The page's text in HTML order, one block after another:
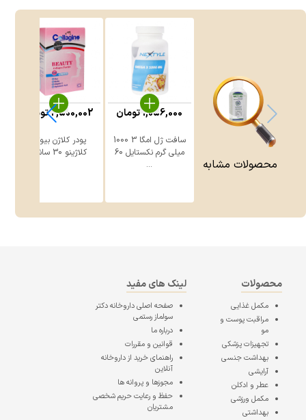
محصولات مشابه
سافت ژل امگا 3 1000
میلی گرم نکستایل 60
...
1,056,000تومان
پودر کلاژن بیوتی
کلاژینو 30 ساشه
2,500,002تومان
محصولات
مکمل غذایی
مراقبت پوست و
مو
تجهیزات پزشکی
بهداشت جنسی
آرایشی
عطر و ادکلن
مکمل ورزشی
بهداشتی
لینک های مفید
صفحه اصلیداروخانه دکتر
سولماز رستمی
درباره ما
قوانین و مقررات
راهنمای خرید از داروخانه
آنلاین
مجوزها و پروانه ها
حفظ و رعایت حریم شخصی
مشتریان